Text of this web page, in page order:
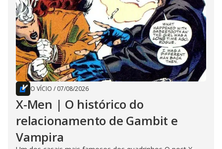
O VÍCIO / 07/08/2026
X-Men | O histórico do
relacionamento de Gambit e
Vampira